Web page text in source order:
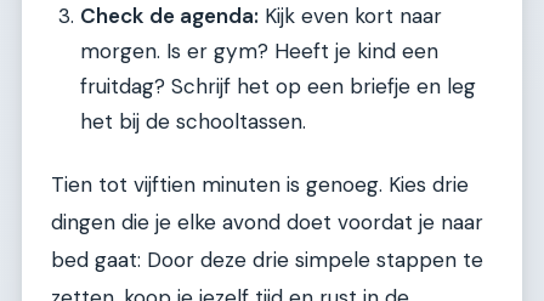
Check de agenda: Kijk even kort naar
morgen. Is er gym? Heeft je kind een
fruitdag? Schrijf het op een briefje en leg
het bij de schooltassen.
Tien tot vijftien minuten is genoeg. Kies drie
dingen die je elke avond doet voordat je naar
bed gaat: Door deze drie simpele stappen te